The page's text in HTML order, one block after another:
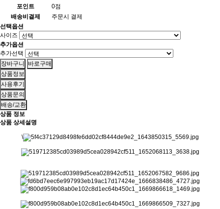
포인트
0점
배송비결제
주문시 결제
선택옵션
사이즈
추가옵션
추가선택
상품정보
사용후기
상품문의
배송/교환
상품 정보
상품 상세설명
\